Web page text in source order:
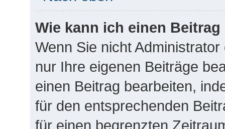
Wie kann ich einen
Wenn Sie nicht
nur Ihre eigenen Beiträge
einen Beitrag bearbeiten,
für den entsprechenden
für einen begrenzten